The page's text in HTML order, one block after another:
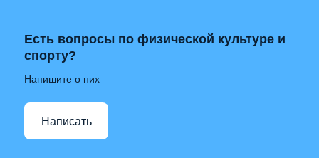
Есть вопросы по физической культуре и
спорту?
Напишите о них
Написать